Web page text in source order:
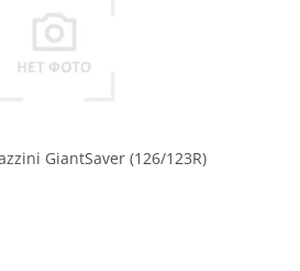
GiantSaver (126/123R)